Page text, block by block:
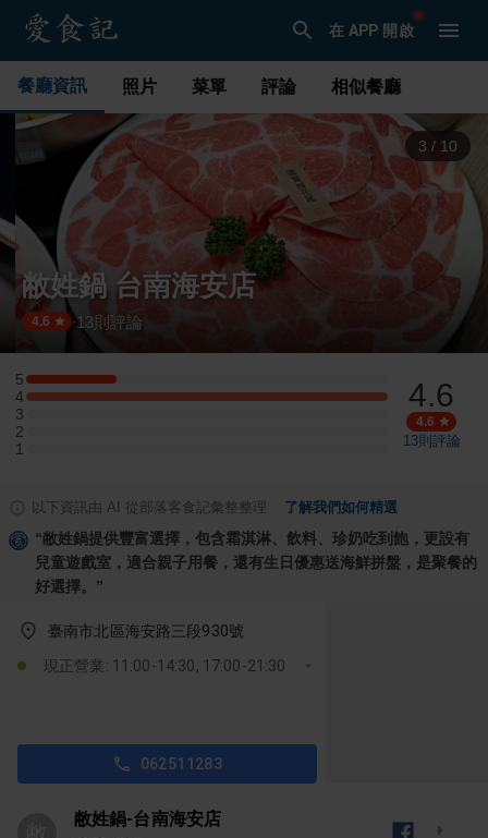
在 APP 開啟
餐廳資訊 照片 菜單 評論 相似餐廳
3 / 10
敝姓鍋 台南海安店
4.6 ·13則評論
5
5 星：1 則評論
4
4 星：4 則評論
3
3 星：0 則評論
2
2 星：0 則評論
1
1 星：0 則評論
4.6
4.6
13則評論
以下資訊由 AI 從部落客食記彙整整理 了解我們如何精選
“敝姓鍋提供豐富選擇，包含霜淇淋、飲料、珍奶吃到飽，更設有
兒童遊戲室，適合親子用餐，還有生日優惠送海鮮拼盤，是聚餐的
好選擇。 ”
臺南市北區海安路三段930號
現正營業: 11:00-14:30, 17:00-21:30
062511283
敝姓鍋-台南海安店